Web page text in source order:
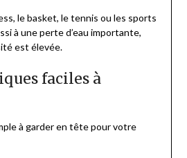
le basket, le tennis ou les sports
à une perte d’eau importante,
est élevée.
faciles à
à garder en tête pour votre